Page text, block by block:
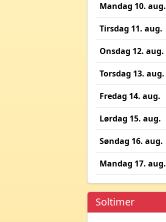
Mandag 10. aug.
Tirsdag 11. aug.
Onsdag 12. aug.
Torsdag 13. aug.
Fredag 14. aug.
Lørdag 15. aug.
Søndag 16. aug.
Mandag 17. aug.
Soltimer